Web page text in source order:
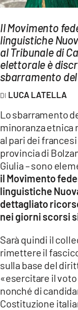
LAC ONAIR
LaC
Network
LACPLAY.IT
LACTV.IT
LACONAIR.IT
LACITYMAG.IT
ILREGGINO.IT
ILVIBONESE.IT
App
ANDROID
APPLE
Il Movimento
linguistiche
al Tribunale di
elettorale è
sbarramento
LUCA LATELLA
Lo sbarramento
minoranza etnica
al pari dei
provincia di
Giulia – sono
il Movimento
linguistiche
dettagliato
nei giorni scorsi
Sarà quindi il
rimettere il
sulla base del
«esercitare il
nonché di
Costituzione